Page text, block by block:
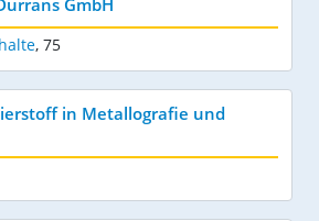
GmbH
, 75
in Metallografie und